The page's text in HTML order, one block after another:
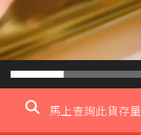
馬上查詢此貨存量